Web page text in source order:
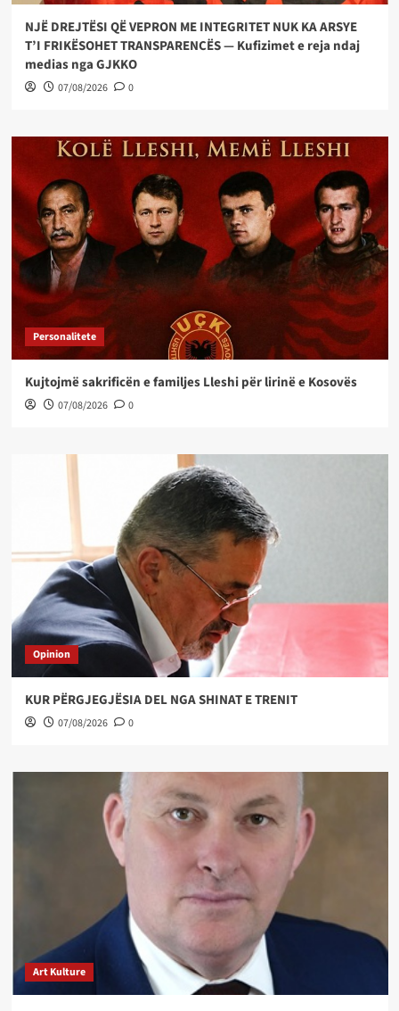
NJË DREJTËSI QË VEPRON ME INTEGRITET NUK KA ARSYE
T’I FRIKËSOHET TRANSPARENCËS — Kufizimet e reja ndaj
medias nga GJKKO
07/08/2026 0
Personalitete
Kujtojmë sakrificën e familjes Lleshi për lirinë e Kosovës
07/08/2026 0
Opinion
KUR PËRGJEGJËSIA DEL NGA SHINAT E TRENIT
07/08/2026 0
Art Kulture